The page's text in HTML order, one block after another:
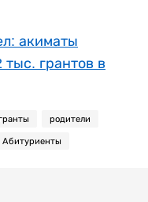
акиматы
грантов в
родители
Абитуриенты